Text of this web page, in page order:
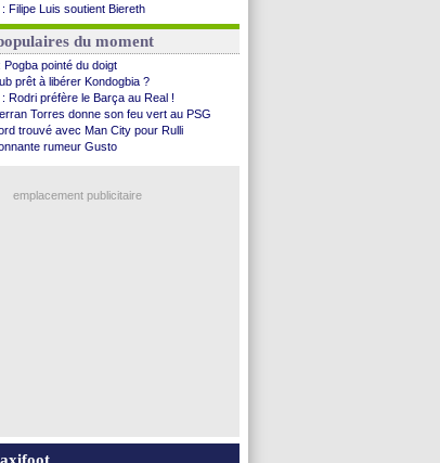
: Filipe Luis soutient Biereth
prêté à Getafe (officiel)
va signer en Croatie
: Naples vise Gabriel Jesus
prêté à la Fiorentina (off.)
: accord avec le Barça pour Rodri ?
: Haise a prolongé (officiel)
: Tomiyasu a convaincu (officiel)
- "ce n'est pas idéal"
Oppong signe pour 4 ans (officiel)
deux pistes se détachent
du moment
: Pogba pointé du doigt
prêt à libérer Kondogbia ?
: Rodri préfère le Barça au Real !
Torres donne son feu vert au PSG
trouvé avec Man City pour Rulli
rumeur Gusto
emplacement publicitaire